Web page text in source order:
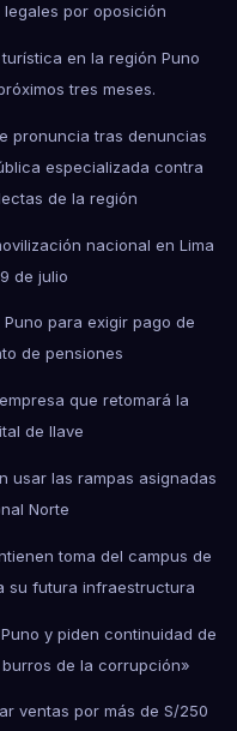
por oposición
en la región Puno
tres meses.
pronuncia tras denuncias
especializada contra
de la región
nacional en Lima
de julio
para exigir pago de
de pensiones
que retomará la
de Ilave
usar las rampas asignadas
Norte
toma del campus de
su futura infraestructura
y piden continuidad de
de la corrupción»
ventas por más de S/250